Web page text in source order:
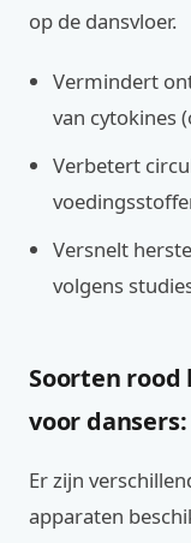
op de dansvloer.
Vermindert
van cytokines
Verbetert
Versnelt
volgens
Soorten
voor
Er zijn
apparaten